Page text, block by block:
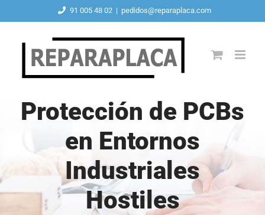
contenido
91 005 48 02 | pedidos@reparaplaca.com
Protección de PCBs
en Entornos
Industriales
Hostiles